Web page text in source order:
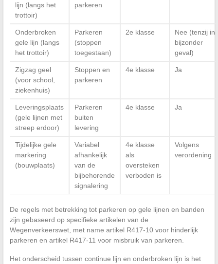
lijn (langs het
trottoir)
parkeren
Onderbroken
gele lijn (langs
het trottoir)
Parkeren
(stoppen
toegestaan)
2e klasse
Nee (tenzij in
bijzonder
geval)
Zigzag geel
(voor school,
ziekenhuis)
Stoppen en
parkeren
4e klasse Ja
Leveringsplaats
(gele lijnen met
streep erdoor)
Parkeren
buiten
levering
4e klasse Ja
Tijdelijke gele
markering
(bouwplaats)
Variabel
afhankelijk
van de
bijbehorende
signalering
4e klasse
als
oversteken
verboden is
Volgens
verordening
De regels met betrekking tot parkeren op gele lijnen en banden
zijn gebaseerd op specifieke artikelen van de
Wegenverkeerswet, met name artikel R417-10 voor hinderlijk
parkeren en artikel R417-11 voor misbruik van parkeren.
Het onderscheid tussen continue lijn en onderbroken lijn is het